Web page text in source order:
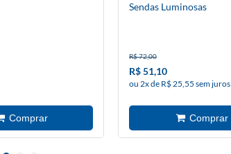
Sendas Luminosas
R$ 72,00
R$ 51,10
ou 2x de R$ 25,55 sem juros